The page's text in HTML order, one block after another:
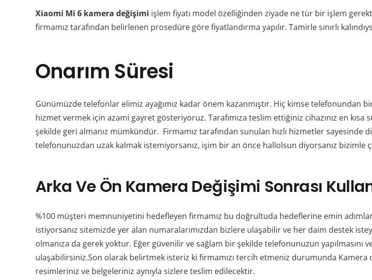
Xiaomi Mi 6 kamera değişimi işlem fiyatı model özelliğinden ziyade ne tür bir işlem
firmamız tarafından belirlenen prosedüre göre fiyatlandırma yapılır. Tamirle sınırlı
Onarım Süresi
Günümüzde telefonlar elimiz ayağımız kadar önem kazanmıştır. Hiç kimse telefonundan
hizmet vermek için azami gayret gösteriyoruz. Tarafımıza teslim ettiğiniz cihazınız en kısa
şekilde geri almanız mümkündür. Firmamız tarafından sunulan hızlı hizmetler sayesinde
telefonunuzdan uzak kalmak istemiyorsanız, işim bir an önce hallolsun diyorsanız bizimle
Arka Ve Ön Kamera Değişimi Sonrası
%100 müşteri memnuniyetini hedefleyen firmamız bu doğrultuda hedeflerine emin
istiyorsanız sitemizde yer alan numaralarımızdan bizlere ulaşabilir ve her daim destek
olmanıza da gerek yoktur. Eğer güvenilir ve sağlam bir şekilde telefonunuzun
ulaşabilirsiniz.Son olarak belirtmek isteriz ki firmamızı tercih etmeniz durumunda Kamera
resimleriniz ve belgeleriniz aynıyla sizlere teslim edilecektir.